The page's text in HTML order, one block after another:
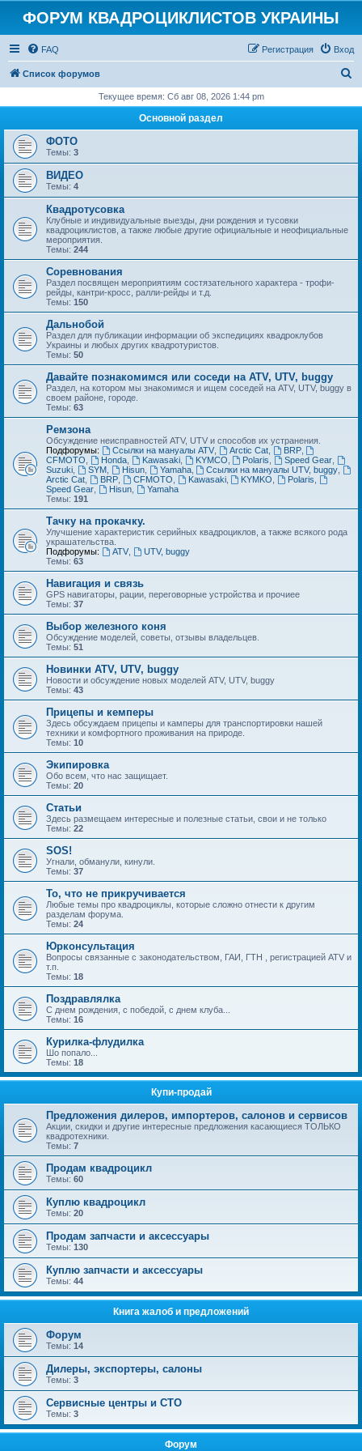
ФОРУМ КВАДРОЦИКЛИСТОВ УКРАИНЫ
FAQ Вход
Регистрация
Список форумов
с
Текущее время: Сб авг 08, 2026 1:44 pm
Основной раздел
ФОТО
Темы: 3
ВИДЕО
Темы: 4
Квадротусовка
Клубные и индивидуальные выезды, дни рождения и тусовки
квадроциклистов, а также любые другие официальные и неофициальные
мероприятия.
Темы: 244
Соревнования
Раздел посвящен мероприятиям состязательного характера - трофи-
рейды, кантри-кросс, ралли-рейды и т.д.
Темы: 150
Дальнобой
Раздел для публикации информации об экспедициях квадроклубов
Украины и любых других квадротуристов.
Темы: 50
Давайте познакомимся или соседи на ATV, UTV, buggy
Раздел, на котором мы знакомимся и ищем соседей на ATV, UTV, buggy в
своем районе, городе.
Темы: 63
Ремзона
Обсуждение неисправностей ATV, UTV и способов их устранения.
Подфорумы:
Ссылки на мануалы ATV, Arctic Cat, BRP,
CFMOTO
Honda, Kawasaki, KYMCO Polaris Speed Gear
Suzuki
SYM, Hisun, Yamaha, Ссылки на мануалы UTV, buggy
Arctic Cat
BRP, CFMOTO Kawasaki, KYMKO Polaris
Speed Gear
Hisun,
Yamaha
Темы: 191
Тачку на прокачку.
Улучшение характеристик серийных квадроциклов, а также всякого рода
украшательства.
Подфорумы:
ATV,
UTV, buggy
Темы: 63
Навигация и связь
GPS навигаторы, рации, переговорные устройства и прочиее
Темы: 37
Выбор железного коня
Обсуждение моделей, советы, отзывы владельцев.
Темы: 51
Новинки ATV, UTV, buggy
Новости и обсуждение новых моделей ATV, UTV, buggy
Темы: 43
Прицепы и кемперы
Здесь обсуждаем прицепы и камперы для транспортировки нашей
техники и комфортного проживания на природе.
Темы: 10
Экипировка
Обо всем, что нас защищает.
Темы: 20
Статьи
Здесь размещаем интересные и полезные статьи, свои и не только
Темы: 22
SOS!
Угнали, обманули, кинули.
Темы: 37
То, что не прикручивается
Любые темы про квадроциклы, которые сложно отнести к другим
разделам форума.
Темы: 24
Юрконсультация
Вопросы связанные с законодательством, ГАИ, ГТН , регистрацией ATV и
т.п.
Темы: 18
Поздравлялка
С днем рождения, с победой, с днем клуба...
Темы: 16
Курилка-флудилка
Шо попало...
Темы: 18
Купи-продай
Предложения дилеров, импортеров, салонов и сервисов
Акции, скидки и другие интересные предложения касающиеся ТОЛЬКО
квадротехники.
Темы: 7
Продам квадроцикл
Темы: 60
Куплю квадроцикл
Темы: 20
Продам запчасти и аксессуары
Темы: 130
Куплю запчасти и аксессуары
Темы: 44
Книга жалоб и предложений
Форум
Темы: 14
Дилеры, экспортеры, салоны
Темы: 3
Сервисные центры и СТО
Темы: 3
Форум